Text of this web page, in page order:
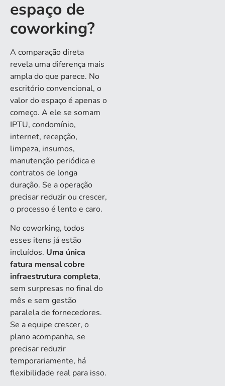
espaço de
coworking?
A comparação direta
revela uma diferença mais
ampla do que parece. No
escritório convencional, o
valor do espaço é apenas o
começo. A ele se somam
IPTU, condomínio,
internet, recepção,
limpeza, insumos,
manutenção periódica e
contratos de longa
duração. Se a operação
precisar reduzir ou crescer,
o processo é lento e caro.
No coworking, todos
esses itens já estão
incluídos. Uma única
fatura mensal cobre
infraestrutura completa,
sem surpresas no final do
mês e sem gestão
paralela de fornecedores.
Se a equipe crescer, o
plano acompanha, se
precisar reduzir
temporariamente, há
flexibilidade real para isso.